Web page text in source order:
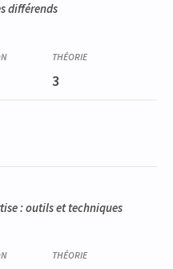
différends
3
: outils et techniques